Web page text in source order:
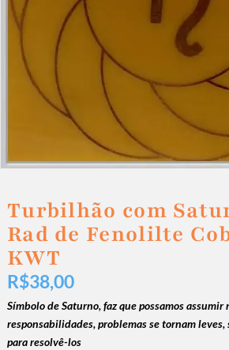
Turbilhão com
Rad de Fenolilte
KWT
R$38,00
Símbolo de Saturno, faz que possamos assumir
responsabilidades, problemas se tornam
para resolvê-los